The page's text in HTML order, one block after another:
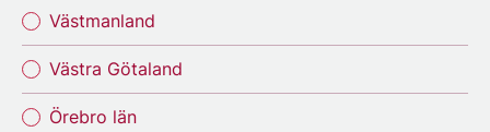
Västmanland
Västra Götaland
Örebro län